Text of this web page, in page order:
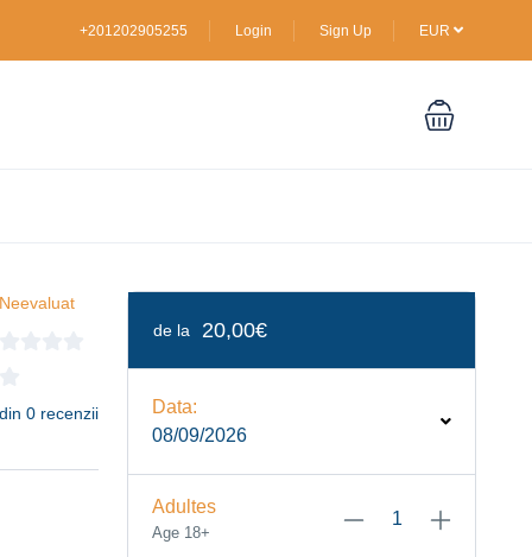
+201202905255 Login Sign Up EUR
Neevaluat
din 0 recenzii
de la 20,00€
Data:
08/09/2026
Adultes
Age 18+